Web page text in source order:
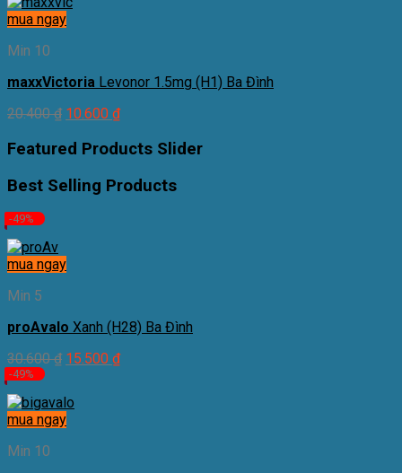
mua ngay
Min 10
maxxVictoria Levonor 1.5mg (H1) Ba Đình
20.400₫ 10.600 ₫
Featured Products Slider
Best Selling Products
-49%
mua ngay
Min 5
proAvalo Xanh (H28) Ba Đình
30.600₫ 15.500 ₫
-49%
mua ngay
Min 10